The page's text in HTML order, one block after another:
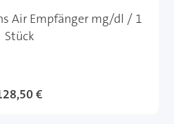
Air Empfänger mg/dl / 1
Stück
€